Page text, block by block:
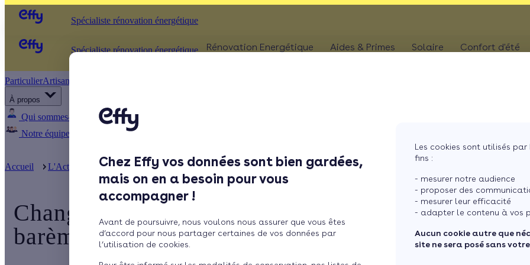
Chez Effy vos données sont bien gardées,
mais on en a besoin pour vous
accompagner !
Avant de poursuivre, nous voulons nous assurer que vous êtes
d’accord pour nous partager certaines de vos données par
l’utilisation de cookies.
Les cookies sont utilisés
fins :
- mesurer notre audience
- proposer des
- mesurer leur efficacité
- adapter le contenu à vos
Aucun cookie autre que
site ne sera posé sans
ParticulierArtisan / installateur
À propos
Qui sommes-nous ? Pourquoi Effy ?
Notre équipe
Rejoignez-nous
Spécialiste rénovation énergétique Rénovation Energétique
Sols
Chaudière
Dépannage chauffage
Aides & Primes
Aides chauffe-eau
thermodynamique
Solaire
Batterie panneaux
Confort d'été
Pergola
Store
Spécialiste rénovation énergétique
Accueil L'Actualité d'Effy Changement au 1er janvier 2023 : les forfaits ...
Changement au 1er janvier 2023 : les forfaits et
barèmes évoluent pour les aides de l'Anah